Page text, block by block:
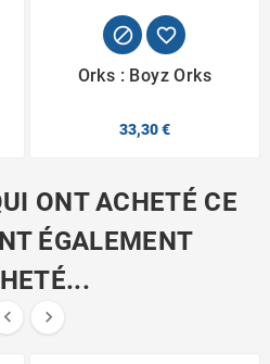
 
Orks : Boyz Orks
33,30 €
ONT ACHETÉ CE
ÉGALEMENT
 